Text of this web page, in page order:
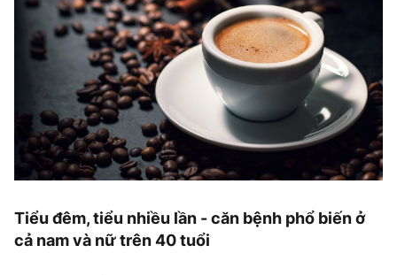
Tiểu đêm, tiểu nhiều lần - căn bệnh phổ biến ở
cả nam và nữ trên 40 tuổi